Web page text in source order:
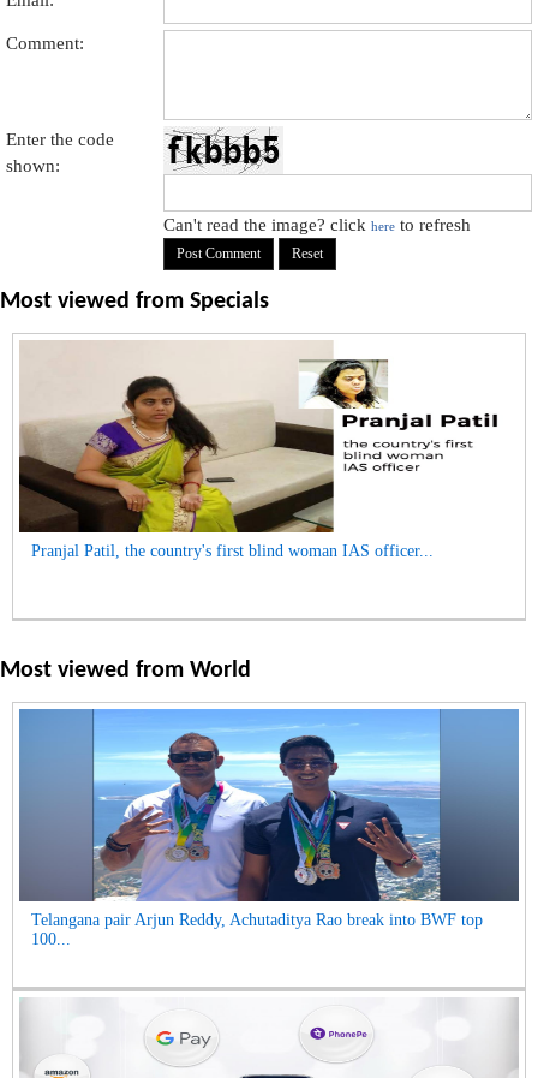
Comment:
Enter the code
shown:
Can't read the image? clickhere to refresh
Most viewed from Specials
Pranjal Patil, the country's first blind woman IAS officer...
Most viewed from World
Telangana pair Arjun Reddy, Achutaditya Rao break into BWF top
100...